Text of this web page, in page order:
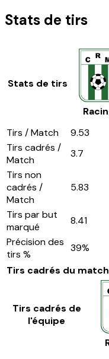
Stats de tirs
Stats de tirs
Tirs / Match 9.53
Tirs cadrés /
Match
3.7
Tirs non
cadrés /
Match
5.83
Tirs par but
marqué
8.41
Précision des
tirs %
39%
Tirs cadrés du match
Tirs cadrés de
l'équipe